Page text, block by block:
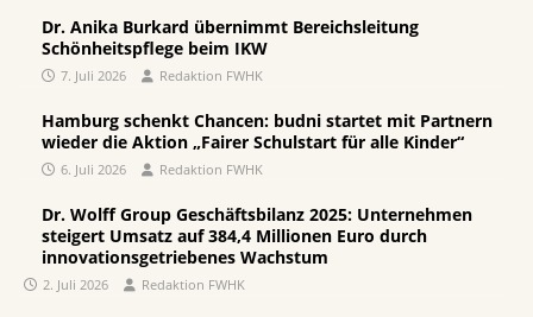
Dr. Anika Burkard übernimmt Bereichsleitung
Schönheitspflege beim IKW
7. Juli 2026 Redaktion FWHK
Hamburg schenkt Chancen: budni startet mit Partnern
wieder die Aktion „Fairer Schulstart für alle Kinder“
6. Juli 2026 Redaktion FWHK
Dr. Wolff Group Geschäftsbilanz 2025: Unternehmen
steigert Umsatz auf 384,4 Millionen Euro durch
innovationsgetriebenes Wachstum
2. Juli 2026 Redaktion FWHK